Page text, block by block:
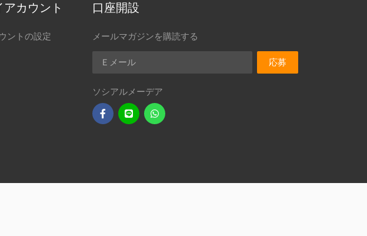
アカウント
ントの設定
口座開設
メールマガジンを購読する
Ｅメール
応募
ソシアルメーデア